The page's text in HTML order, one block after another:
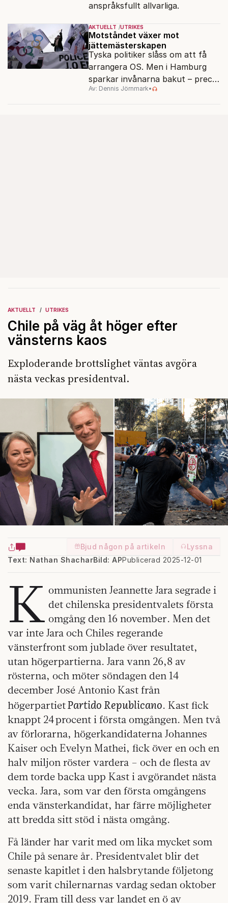
anspråksfullt allvarliga.
AKTUELLT UTRIKES
Motståndet växer mot
jättemästerskapen
Tyska politiker slåss om att få
arrangera OS. Men i Hamburg
sparkar invånarna bakut – precis
som de gjort tidigare i Paris,
Av: Dennis Jörnmark•
AKTUELLT UTRIKES
Chile på väg åt höger efter
vänsterns kaos
Exploderande brottslighet väntas avgöra
nästa veckas presidentval.
Bjud någon på artikeln
Lyssna
Text: Nathan Shachar
Publicerad 2025-12-01
Bild: AP
K ommunisten Jeannette Jara segrade i
det chilenska presidentvalets första
omgång den 16 november. Men det
var inte Jara och Chiles regerande
vänsterfront som jublade över resultatet,
utan högerpartierna. Jara vann 26,8 av
rösterna, och möter söndagen den 14
december José Antonio Kast från
högerpartietPartido Republicano. Kast fick
knappt 24 procent i första omgången. Men två
av förlorarna, högerkandidaterna Johannes
Kaiser och Evelyn Mathei, fick över en och en
halv miljon röster vardera – och de flesta av
dem torde backa upp Kast i avgörandet nästa
vecka. Jara, som var den första omgångens
enda vänsterkandidat, har färre möjligheter
att bredda sitt stöd i nästa omgång.
Få länder har varit med om lika mycket som
Chile på senare år. Presidentvalet blir det
senaste kapitlet i den halsbrytande följetong
som varit chilernarnas vardag sedan oktober
2019. Fram till dess var landet en ö av